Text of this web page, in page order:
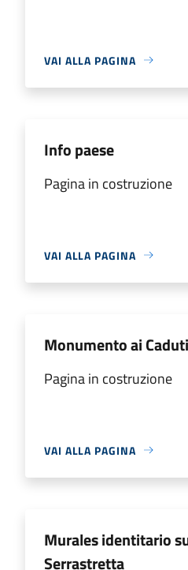
VAI ALLA PAGINA
Info paese
Pagina in costruzione
VAI ALLA PAGINA
Monumento ai Caduti
Pagina in costruzione
VAI ALLA PAGINA
Murales identitario
Serrastretta